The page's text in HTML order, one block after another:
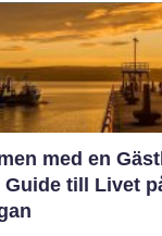
med en
Guide till Livet